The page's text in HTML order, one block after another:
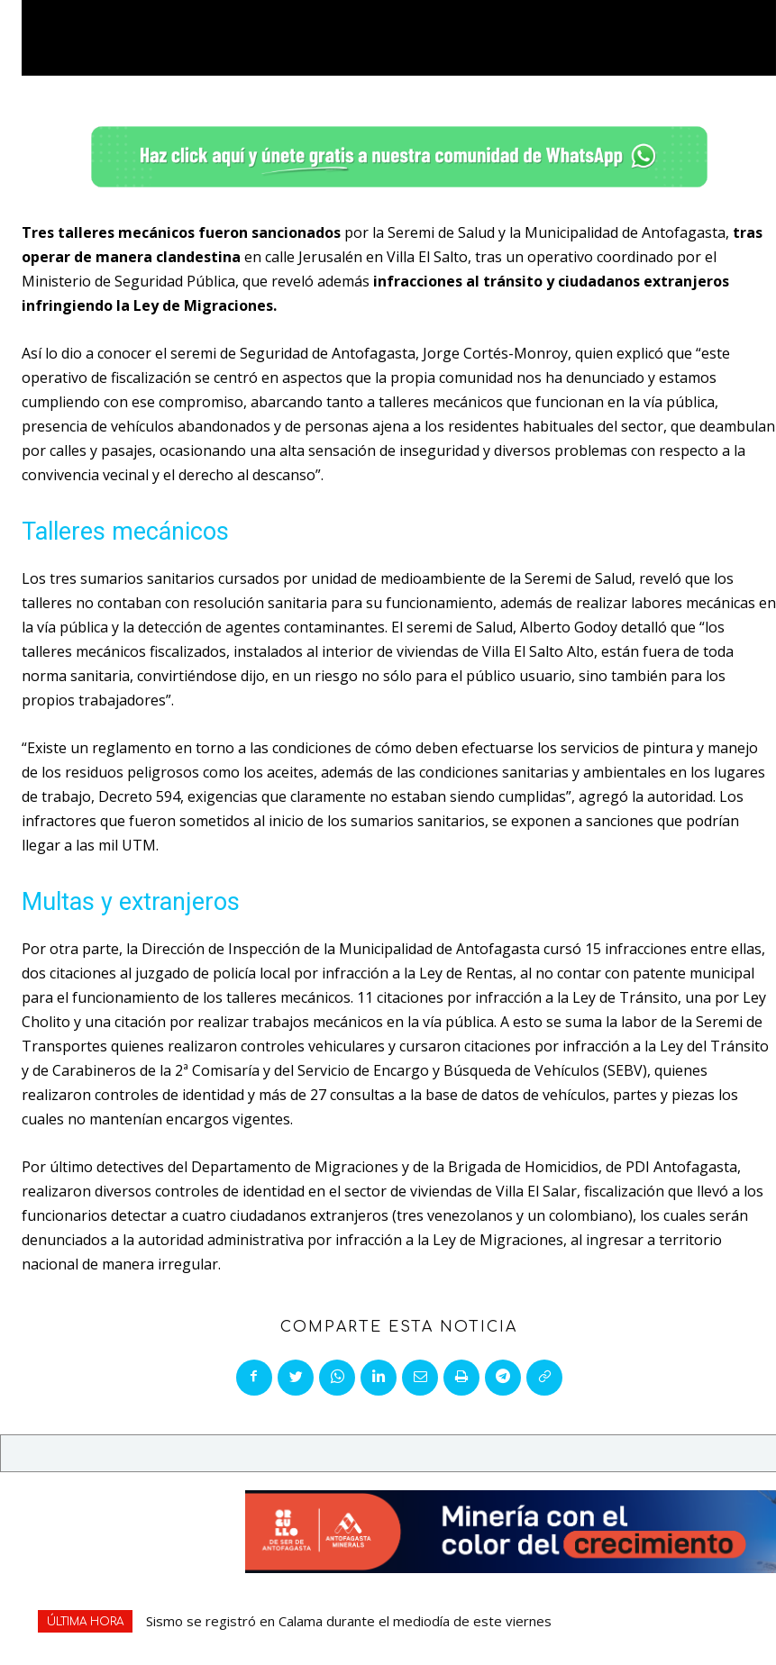
Tres talleres mecánicos fueron sancionados por la Seremi de Salud y la Municipalidad de Antofagasta, tras
operar de manera clandestina en calle Jerusalén en Villa El Salto, tras un operativo coordinado por el
Ministerio de Seguridad Pública, que reveló además infracciones al tránsito y ciudadanos extranjeros
infringiendo la Ley de Migraciones.
Así lo dio a conocer el seremi de Seguridad de Antofagasta, Jorge Cortés-Monroy, quien explicó que “este
operativo de fiscalización se centró en aspectos que la propia comunidad nos ha denunciado y estamos
cumpliendo con ese compromiso, abarcando tanto a talleres mecánicos que funcionan en la vía pública,
presencia de vehículos abandonados y de personas ajena a los residentes habituales del sector, que deambulan
por calles y pasajes, ocasionando una alta sensación de inseguridad y diversos problemas con respecto a la
convivencia vecinal y el derecho al descanso”.
Talleres mecánicos
Los tres sumarios sanitarios cursados por unidad de medioambiente de la Seremi de Salud, reveló que los
talleres no contaban con resolución sanitaria para su funcionamiento, además de realizar labores mecánicas en
la vía pública y la detección de agentes contaminantes. El seremi de Salud, Alberto Godoy detalló que “los
talleres mecánicos fiscalizados, instalados al interior de viviendas de Villa El Salto Alto, están fuera de toda
norma sanitaria, convirtiéndose dijo, en un riesgo no sólo para el público usuario, sino también para los
propios trabajadores”.
“Existe un reglamento en torno a las condiciones de cómo deben efectuarse los servicios de pintura y manejo
de los residuos peligrosos como los aceites, además de las condiciones sanitarias y ambientales en los lugares
de trabajo, Decreto 594, exigencias que claramente no estaban siendo cumplidas”, agregó la autoridad. Los
infractores que fueron sometidos al inicio de los sumarios sanitarios, se exponen a sanciones que podrían
llegar a las mil UTM.
Multas y extranjeros
Por otra parte, la Dirección de Inspección de la Municipalidad de Antofagasta cursó 15 infracciones entre ellas,
dos citaciones al juzgado de policía local por infracción a la Ley de Rentas, al no contar con patente municipal
para el funcionamiento de los talleres mecánicos. 11 citaciones por infracción a la Ley de Tránsito, una por Ley
Cholito y una citación por realizar trabajos mecánicos en la vía pública. A esto se suma la labor de la Seremi de
Transportes quienes realizaron controles vehiculares y cursaron citaciones por infracción a la Ley del Tránsito
y de Carabineros de la 2ª Comisaría y del Servicio de Encargo y Búsqueda de Vehículos (SEBV), quienes
realizaron controles de identidad y más de 27 consultas a la base de datos de vehículos, partes y piezas los
cuales no mantenían encargos vigentes.
Por último detectives del Departamento de Migraciones y de la Brigada de Homicidios, de PDI Antofagasta,
realizaron diversos controles de identidad en el sector de viviendas de Villa El Salar, fiscalización que llevó a los
funcionarios detectar a cuatro ciudadanos extranjeros (tres venezolanos y un colombiano), los cuales serán
denunciados a la autoridad administrativa por infracción a la Ley de Migraciones, al ingresar a territorio
nacional de manera irregular.
COMPARTE ESTA NOTICIA